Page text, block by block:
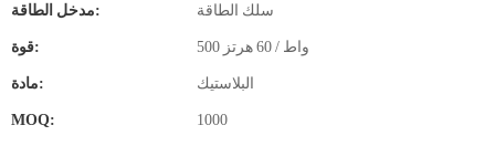
مدخل الطاقة: سلك الطاقة
قوة: 500 واط / 60 هرتز
مادة: البلاستيك
MOQ: 1000